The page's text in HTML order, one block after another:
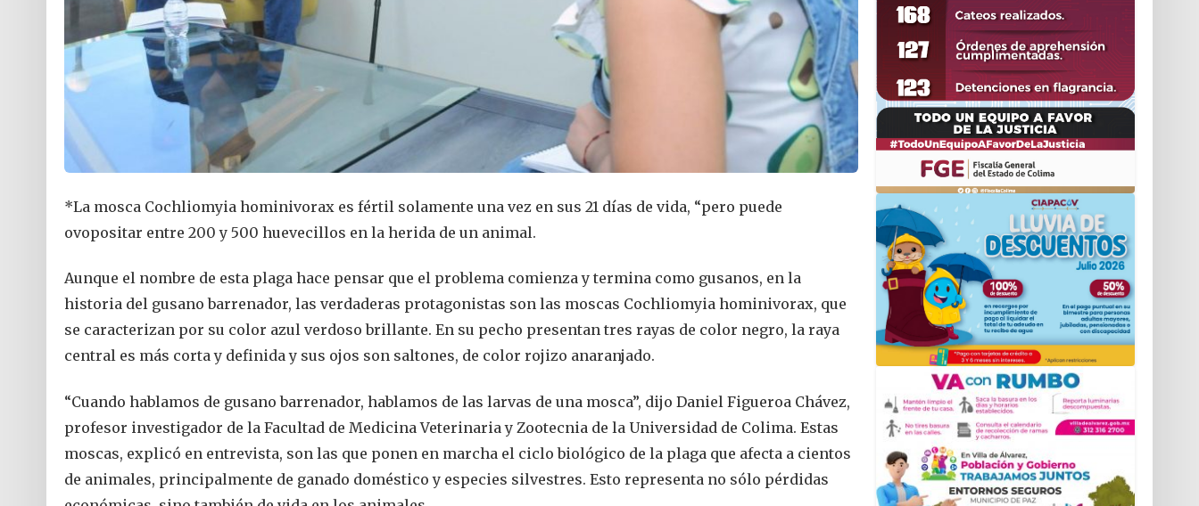
*La mosca Cochliomyia hominivorax es fértil solamente una vez en sus 21 días de vida, “pero puede
ovopositar entre 200 y 500 huevecillos en la herida de un animal.
Aunque el nombre de esta plaga hace pensar que el problema comienza y termina como gusanos, en la
historia del gusano barrenador, las verdaderas protagonistas son las moscas Cochliomyia hominivorax, que
se caracterizan por su color azul verdoso brillante. En su pecho presentan tres rayas de color negro, la raya
central es más corta y definida y sus ojos son saltones, de color rojizo anaranjado.
“Cuando hablamos de gusano barrenador, hablamos de las larvas de una mosca”, dijo Daniel Figueroa Chávez,
profesor investigador de la Facultad de Medicina Veterinaria y Zootecnia de la Universidad de Colima. Estas
moscas, explicó en entrevista, son las que ponen en marcha el ciclo biológico de la plaga que afecta a cientos
de animales, principalmente de ganado doméstico y especies silvestres. Esto representa no sólo pérdidas